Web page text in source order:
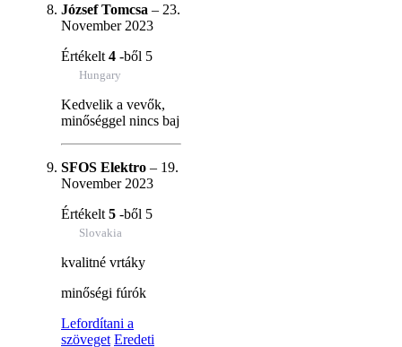
József Tomcsa – 23.
November 2023
Értékelt 4 -ből 5
Hungary
Kedvelik a vevők,
minőséggel nincs baj
SFOS Elektro – 19.
November 2023
Értékelt 5 -ből 5
Slovakia
kvalitné vrtáky
minőségi fúrók
Lefordítani a
szöveget Eredeti